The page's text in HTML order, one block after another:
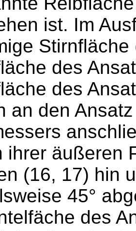
ist. Im
des
des
an den
ihrer äußeren
(16, 17) hin
45°
des